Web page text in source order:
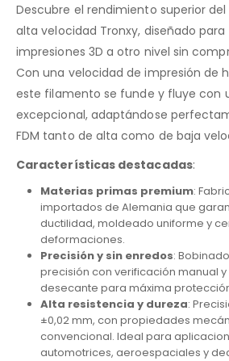
Descubre el rendimiento superior
alta velocidad Tronxy, diseñado para
impresiones 3D a otro nivel sin
Con una velocidad de impresión de
este filamento se funde y fluye con
excepcional, adaptándose
FDM tanto de alta como de baja
Características destacadas:
Materias primas premium:
importados de Alemania que
ductilidad, moldeado uniforme y
deformaciones.
Precisión y sin enredos:
precisión con verificación manual
desecante para máxima
Alta resistencia y dureza:
±0,02 mm, con propiedades
convencional. Ideal para
automotrices, aeroespaciales y